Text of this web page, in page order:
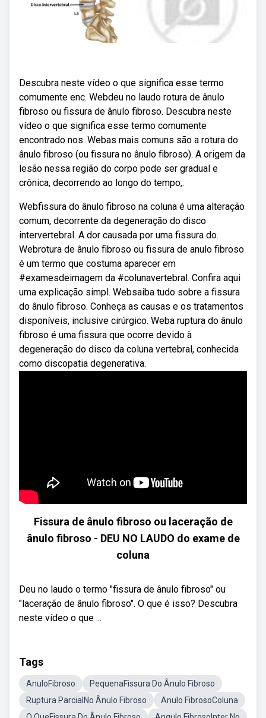
Descubra neste vídeo o que significa esse termo
comumente enc. Webdeu no laudo rotura de ânulo
fibroso ou fissura de ânulo fibroso. Descubra neste
vídeo o que significa esse termo comumente
encontrado nos. Webas mais comuns são a rotura do
ânulo fibroso (ou fissura no ânulo fibroso). A origem da
lesão nessa região do corpo pode ser gradual e
crônica, decorrendo ao longo do tempo,.
Webfissura do ânulo fibroso na coluna é uma alteração
comum, decorrente da degeneração do disco
intervertebral. A dor causada por uma fissura do.
Webrotura de ânulo fibroso ou fissura de anulo fibroso
é um termo que costuma aparecer em
#examesdeimagem da #colunavertebral. Confira aqui
uma explicação simpl. Websaiba tudo sobre a fissura
do ânulo fibroso. Conheça as causas e os tratamentos
disponíveis, inclusive cirúrgico. Weba ruptura do ânulo
fibroso é uma fissura que ocorre devido à
degeneração do disco da coluna vertebral, conhecida
como discopatia degenerativa.
Fissura de ânulo fibroso ou laceração de
ânulo fibroso - DEU NO LAUDO do exame de
coluna
Deu no laudo o termo "fissura de ânulo fibroso" ou
"laceração de ânulo fibroso". O que é isso? Descubra
neste vídeo o que ...
Tags
AnuloFibroso
PequenaFissura Do Ânulo Fibroso
Ruptura ParcialNo Ânulo Fibroso
Anulo FibrosoColuna